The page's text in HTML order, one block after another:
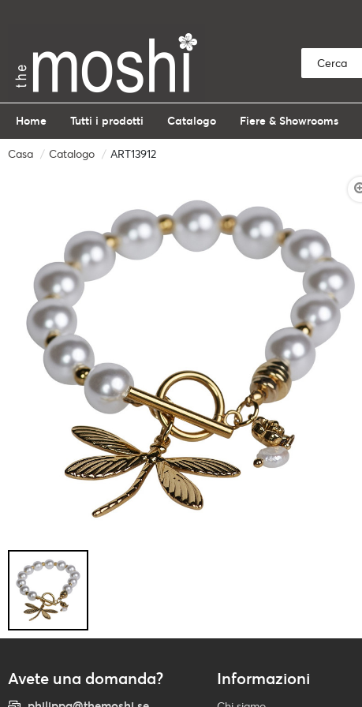
Home Tutti i prodotti Catalogo Fiere & Showrooms
Casa Catalogo ART13912
Avete una domanda? Informazioni